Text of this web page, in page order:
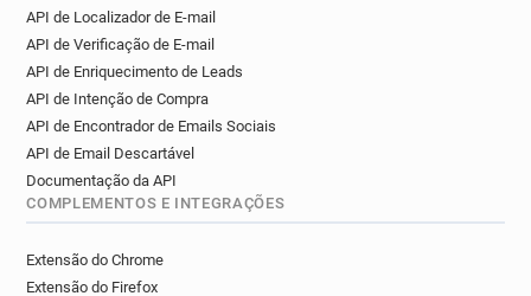
API de Localizador de E-mail
API de Verificação de E-mail
API de Enriquecimento de Leads
API de Intenção de Compra
API de Encontrador de Emails Sociais
API de Email Descartável
Documentação da API
COMPLEMENTOS E INTEGRAÇÕES
Extensão do Chrome
Extensão do Firefox